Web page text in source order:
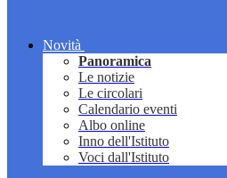
Novità
Panoramica
Le notizie
Le circolari
Calendario eventi
Albo online
Inno dell'Istituto
Voci dall'Istituto